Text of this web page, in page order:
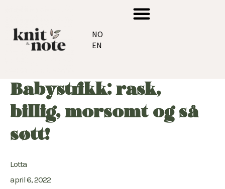
innholdet
NO
EN
Meny
Babystrikk: rask,
billig, morsomt og så
søtt!
Lotta
april 6, 2022